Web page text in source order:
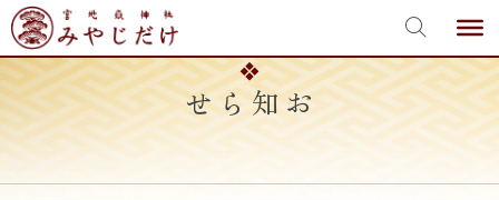
Skip
to
content
お知らせ